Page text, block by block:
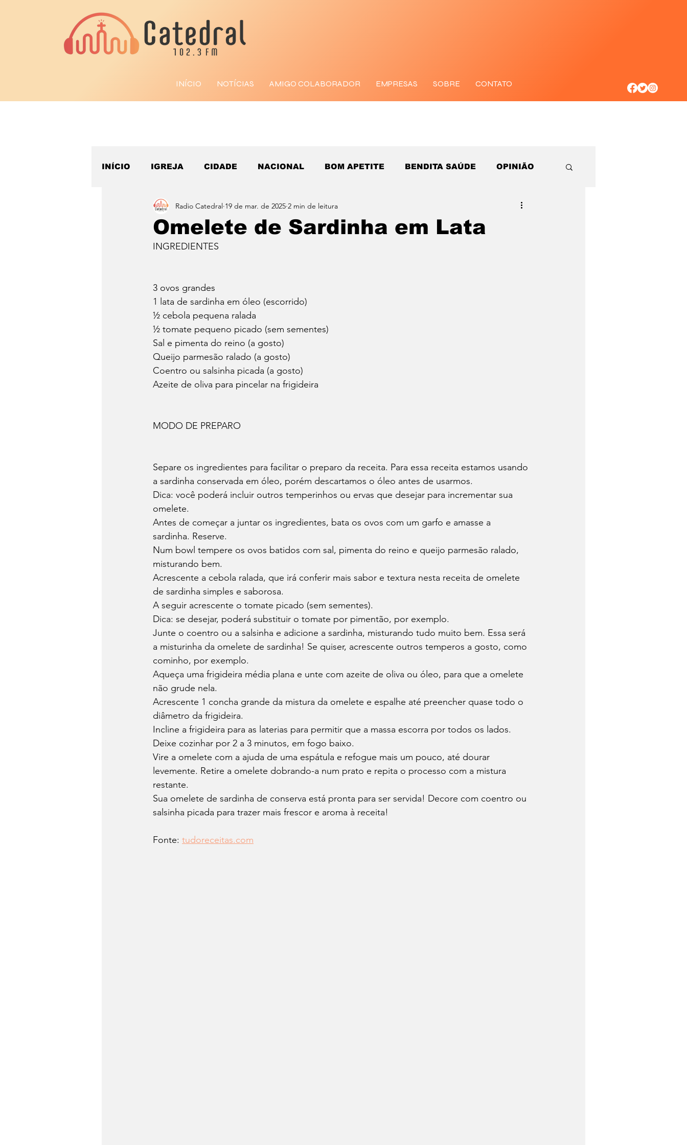
INÍCIO NOTÍCIAS AMIGO COLABORADOR EMPRESAS SOBRE CONTATO
INÍCIO IGREJA CIDADE NACIONAL BOM APETITE BENDITA SAÚDE OPINIÃO
ESPORTE
Omelete de Sardinha em Lata
Radio Catedral 19 de mar. de 2025 2 min de leitura
INGREDIENTES
3 ovos grandes
1 lata de sardinha em óleo (escorrido)
½ cebola pequena ralada
½ tomate pequeno picado (sem sementes)
Sal e pimenta do reino (a gosto)
Queijo parmesão ralado (a gosto)
Coentro ou salsinha picada (a gosto)
Azeite de oliva para pincelar na frigideira
MODO DE PREPARO
Separe os ingredientes para facilitar o preparo da receita. Para essa receita estamos usando
a sardinha conservada em óleo, porém descartamos o óleo antes de usarmos.
Dica: você poderá incluir outros temperinhos ou ervas que desejar para incrementar sua
omelete.
Antes de começar a juntar os ingredientes, bata os ovos com um garfo e amasse a
sardinha. Reserve.
Num bowl tempere os ovos batidos com sal, pimenta do reino e queijo parmesão ralado,
misturando bem.
Acrescente a cebola ralada, que irá conferir mais sabor e textura nesta receita de omelete
de sardinha simples e saborosa.
A seguir acrescente o tomate picado (sem sementes).
Dica: se desejar, poderá substituir o tomate por pimentão, por exemplo.
Junte o coentro ou a salsinha e adicione a sardinha, misturando tudo muito bem. Essa será
a misturinha da omelete de sardinha! Se quiser, acrescente outros temperos a gosto, como
cominho, por exemplo.
Aqueça uma frigideira média plana e unte com azeite de oliva ou óleo, para que a omelete
não grude nela.
Acrescente 1 concha grande da mistura da omelete e espalhe até preencher quase todo o
diâmetro da frigideira.
Incline a frigideira para as laterias para permitir que a massa escorra por todos os lados.
Deixe cozinhar por 2 a 3 minutos, em fogo baixo.
Vire a omelete com a ajuda de uma espátula e refogue mais um pouco, até dourar
levemente. Retire a omelete dobrando-a num prato e repita o processo com a mistura
restante.
Sua omelete de sardinha de conserva está pronta para ser servida! Decore com coentro ou
salsinha picada para trazer mais frescor e aroma à receita!
Fonte: tudoreceitas.com